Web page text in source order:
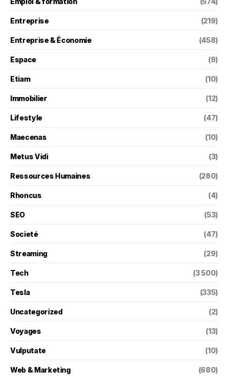
Entreprise (219)
Entreprise & Économie (458)
Espace (9)
Etiam (10)
Immobilier (12)
Lifestyle (47)
Maecenas (10)
Metus Vidi (3)
Ressources Humaines (280)
Rhoncus (4)
SEO (53)
Societé (47)
Streaming (29)
Tech (3 500)
Tesla (335)
Uncategorized (2)
Voyages (13)
Vulputate (10)
Web & Marketing (680)